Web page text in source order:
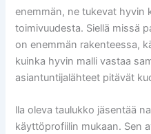
enemmän, ne tukevat hyvin
toimivuudesta. Siellä missä
on enemmän rakenteessa,
kuinka hyvin malli vastaa
asiantuntijalähteet pitävät
lla oleva taulukko jäsentää
käyttöprofiilin mukaan. Sen